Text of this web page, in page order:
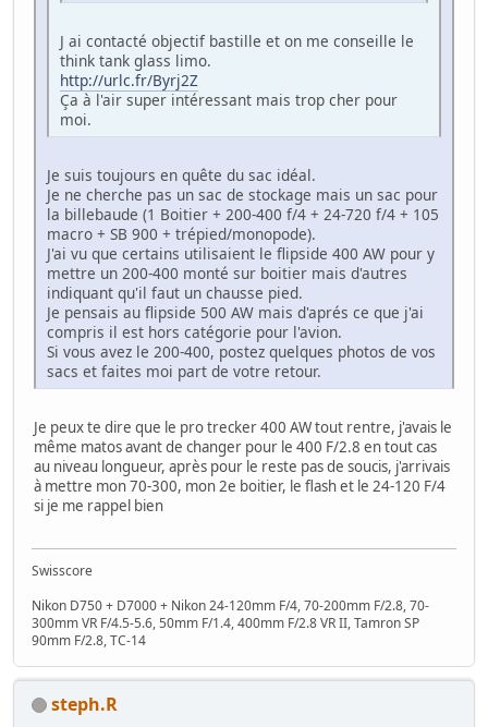
J ai contacté objectif bastille et on me conseille le
think tank glass limo.
http://urlc.fr/Byrj2Z
Ça à l'air super intéressant mais trop cher pour
moi.
Je suis toujours en quête du sac idéal.
Je ne cherche pas un sac de stockage mais un sac pour
la billebaude (1 Boitier + 200-400 f/4 + 24-720 f/4 + 105
macro + SB 900 + trépied/monopode).
J'ai vu que certains utilisaient le flipside 400 AW pour y
mettre un 200-400 monté sur boitier mais d'autres
indiquant qu'il faut un chausse pied.
Je pensais au flipside 500 AW mais d'aprés ce que j'ai
compris il est hors catégorie pour l'avion.
Si vous avez le 200-400, postez quelques photos de vos
sacs et faites moi part de votre retour.
Je peux te dire que le pro trecker 400 AW tout rentre, j'avais le
même matos avant de changer pour le 400 F/2.8 en tout cas
au niveau longueur, après pour le reste pas de soucis, j'arrivais
à mettre mon 70-300, mon 2e boitier, le flash et le 24-120 F/4
si je me rappel bien
Swisscore
Nikon D750 + D7000 + Nikon 24-120mm F/4, 70-200mm F/2.8, 70-
300mm VR F/4.5-5.6, 50mm F/1.4, 400mm F/2.8 VR II, Tamron SP
90mm F/2.8, TC-14
steph.R